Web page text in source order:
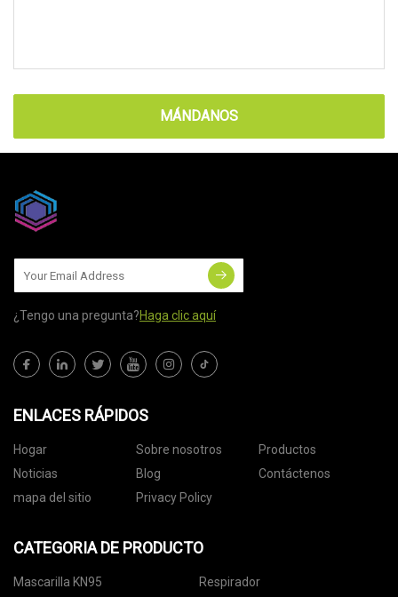
MÁNDANOS
¿Tengo una pregunta?Haga clic aquí
ENLACES RÁPIDOS
Hogar Sobre nosotros
Productos
Noticias
Blog
Contáctenos
mapa del sitio
Privacy Policy
CATEGORIA DE PRODUCTO
Mascarilla KN95 Respirador